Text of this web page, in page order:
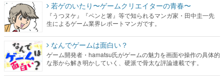
若ゲのいたり〜ゲームクリエイターの青春〜
『うつヌケ』『ペンと箸』等で知られるマンガ家・田中圭一先
生によるゲーム業界レポートマンガです。
なんでゲームは面白い？
ゲーム開発者・hamatsu氏がゲームの魅力を画面や操作の具体的
な形から解き明かしていく、硬派で骨太な評論連載です。